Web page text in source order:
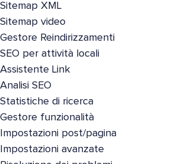
Sitemap XML
Sitemap video
Gestore Reindirizzamenti
SEO per attività locali
Assistente Link
Analisi SEO
Statistiche di ricerca
Gestore funzionalità
Impostazioni post/pagina
Impostazioni avanzate